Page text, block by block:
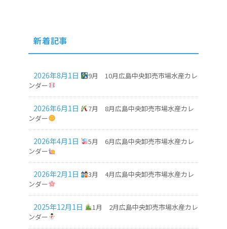
新着記事
2026年8月1日
9月 10月広島中央卸売市場水産カレ
ンダー
2026年6月1日
7月 8月広島中央卸売市場水産カレ
ンダー
2026年4月1日
5月 6月広島中央卸売市場水産カレ
ンダー
2026年2月1日
3月 4月広島中央卸売市場水産カレ
ンダー
2025年12月1日
1月 2月広島中央卸売市場水産カレ
ンダー